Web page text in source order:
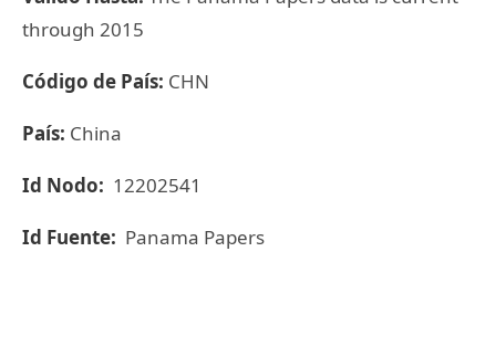
through 2015
Código de País: CHN
País: China
Id Nodo: 12202541
Id Fuente: Panama Papers